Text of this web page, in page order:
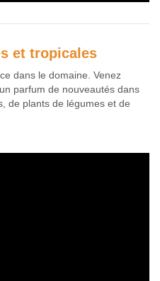
et tropicales
dans le domaine. Venez
parfum de nouveautés dans
de plants de légumes et de